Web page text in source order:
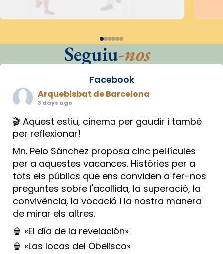
Seguiu-nos
Facebook
Arquebisbat de Barcelona
3 days ago
🎬 Aquest estiu, cinema per gaudir i també
per reflexionar!
Mn. Peio Sánchez proposa cinc pel·lícules
per a aquestes vacances. Històries per a
tots els públics que ens conviden a fer-nos
preguntes sobre l'acollida, la superació, la
convivència, la vocació i la nostra manera
de mirar els altres.
🍿 «El día de la revelación»
🍿 «Las locas del Obelisco»